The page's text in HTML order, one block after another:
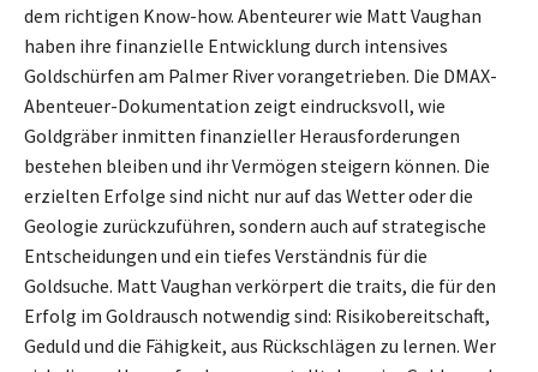
dem richtigen Know-how. Abenteurer wie Matt Vaughan
haben ihre finanzielle Entwicklung durch intensives
Goldschürfen am Palmer River vorangetrieben. Die DMAX-
Abenteuer-Dokumentation zeigt eindrucksvoll, wie
Goldgräber inmitten finanzieller Herausforderungen
bestehen bleiben und ihr Vermögen steigern können. Die
erzielten Erfolge sind nicht nur auf das Wetter oder die
Geologie zurückzuführen, sondern auch auf strategische
Entscheidungen und ein tiefes Verständnis für die
Goldsuche. Matt Vaughan verkörpert die traits, die für den
Erfolg im Goldrausch notwendig sind: Risikobereitschaft,
Geduld und die Fähigkeit, aus Rückschlägen zu lernen. Wer